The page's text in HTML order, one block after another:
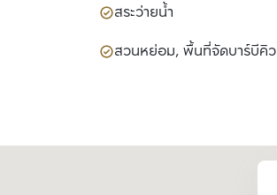
สระว่ายน้ำ
สวนหย่อม, พื้นที่จัดบาร์บีคิว